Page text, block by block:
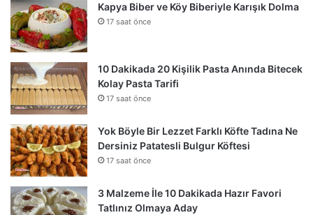
Kapya Biber ve Köy Biberiyle Karışık Dolma
17 saat önce
10 Dakikada 20 Kişilik Pasta Anında Bitecek
Kolay Pasta Tarifi
17 saat önce
Yok Böyle Bir Lezzet Farklı Köfte Tadına Ne
Dersiniz Patatesli Bulgur Köftesi
17 saat önce
3 Malzeme İle 10 Dakikada Hazır Favori
Tatlınız Olmaya Aday